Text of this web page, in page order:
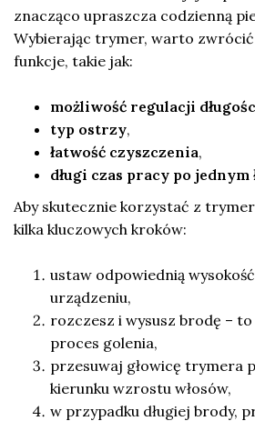
znacząco upraszcza codzienną
Wybierając trymer, warto
funkcje, takie jak:
możliwość regulacji
typ ostrzy,
łatwość czyszczenia,
długi czas pracy po jednym
Aby skutecznie korzystać z
kilka kluczowych kroków:
ustaw odpowiednią wysokość
urządzeniu,
rozczesz i wysusz brodę –
proces golenia,
przesuwaj głowicę trymera
kierunku wzrostu włosów,
w przypadku długiej brody,